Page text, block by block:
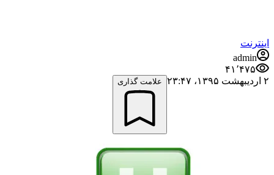
اینترنت
admin
۴۱٬۴۷۵
۲ اردیبهشت ۱۳۹۵،‏ ۲۳:۴۷
علامت گذاری